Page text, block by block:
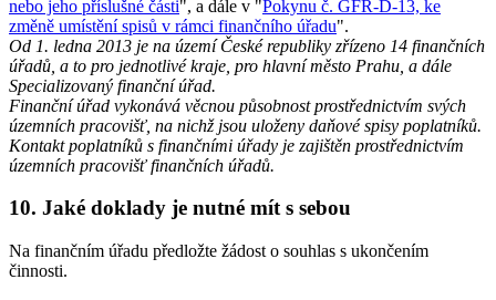
nebo jeho příslušné části", a dále v "Pokynu č. GFŘ-D-13, ke
změně umístění spisů v rámci finančního úřadu".
Od 1. ledna 2013 je na území České republiky zřízeno 14 finančních
úřadů, a to pro jednotlivé kraje, pro hlavní město Prahu, a dále
Specializovaný finanční úřad.
Finanční úřad vykonává věcnou působnost prostřednictvím svých
územních pracovišť, na nichž jsou uloženy daňové spisy poplatníků.
Kontakt poplatníků s finančními úřady je zajištěn prostřednictvím
územních pracovišť finančních úřadů.
10. Jaké doklady je nutné mít s sebou
Na finančním úřadu předložte žádost o souhlas s ukončením
činnosti.